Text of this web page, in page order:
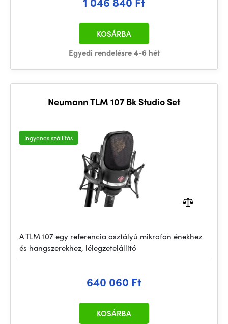
Egyedi rendelésre 4-6 hét
KOSÁRBA
Neumann TLM 107 Bk Studio Set
Ingyenes szállítás
A TLM 107 egy referencia osztályú mikrofon énekhez
és hangszerekhez, lélegzetelállító
640 060 Ft
KOSÁRBA